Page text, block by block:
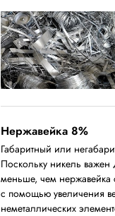
Нержавейка 8%
Габаритный или
Поскольку никель важен
меньше, чем
с помощью увеличения
неметаллических